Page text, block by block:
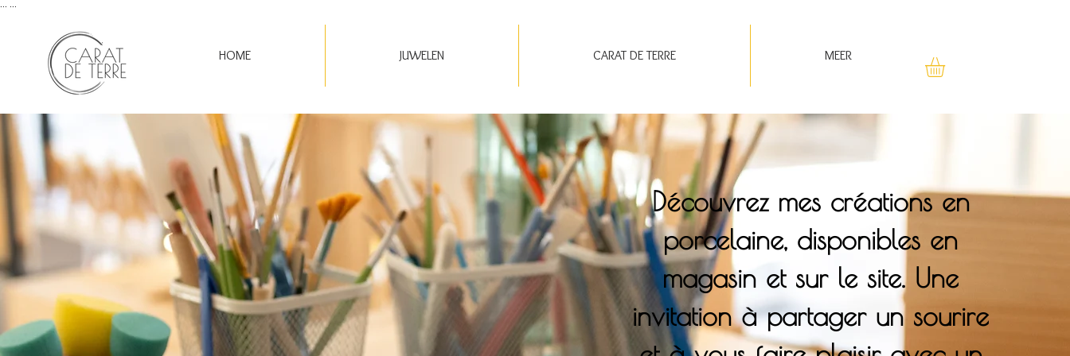
HOME JUWELEN CARAT DE TERRE MEER
Découvrez mes créations en
porcelaine, disponibles en
magasin et sur le site. Une
invitation à partager un sourire